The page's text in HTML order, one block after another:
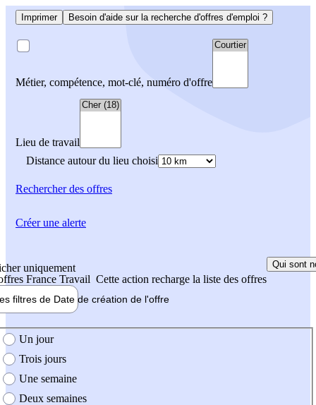
Imprimer Besoin d'aide sur la recherche d'offres d'emploi ?
Métier, compétence, mot-clé, numéro d'offre
Lieu de travail
Distance autour du lieu choisi
Rechercherdes offres
uniquement
France Travail Cette action recharge la liste des offres
Qui sont
filtres de Date de création de l'offre
création de l'offre
Un jour
Trois jours
Une semaine
Deux semaines
Créer une alerte